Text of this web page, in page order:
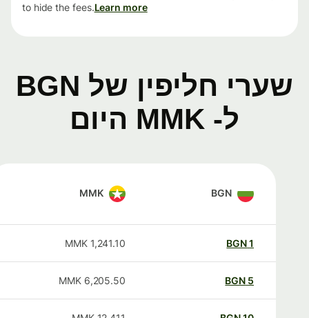
to hide the fees.Learn more
שערי חליפין של BGN
ל- MMK היום
BGN
MMK
BGN
1,241.10
MMK
BGN
6,205.50
MMK